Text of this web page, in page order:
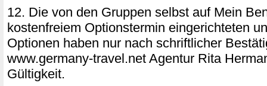
12. Die von den Gruppen selbst auf Mein
kostenfreiem Optionstermin eingerichteten
Optionen haben nur nach schriftlicher
www.germany-travel.net Agentur Rita
Gültigkeit.